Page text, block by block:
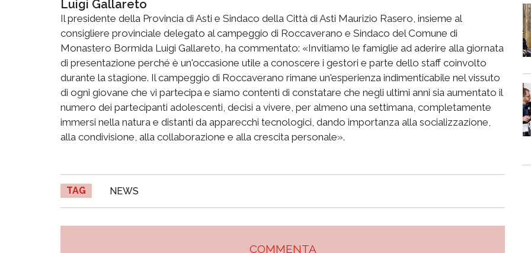
Luigi Gallareto
Il presidente della Provincia di Asti e Sindaco della Città di Asti Maurizio Rasero, insieme al
consigliere provinciale delegato al campeggio di Roccaverano e Sindaco del Comune di
Monastero Bormida Luigi Gallareto, ha commentato: «Invitiamo le famiglie ad aderire alla giornata
di presentazione perché è un'occasione utile a conoscere i gestori e parte dello staff coinvolto
durante la stagione. Il campeggio di Roccaverano rimane un'esperienza indimenticabile nel vissuto
di ogni giovane che vi partecipa e siamo contenti di constatare che negli ultimi anni sia aumentato il
numero dei partecipanti adolescenti, decisi a vivere, per almeno una settimana, completamente
immersi nella natura e distanti da apparecchi tecnologici, dando importanza alla socializzazione,
alla condivisione, alla collaborazione e alla crescita personale».
TAG NEWS
COMMENTA